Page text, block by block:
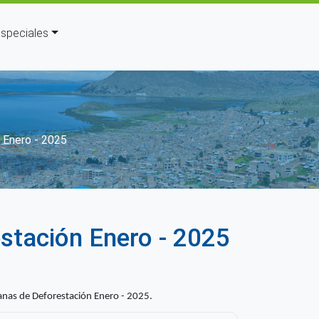
- 2025
Enero - 2025
de Deforestación Enero - 2025.